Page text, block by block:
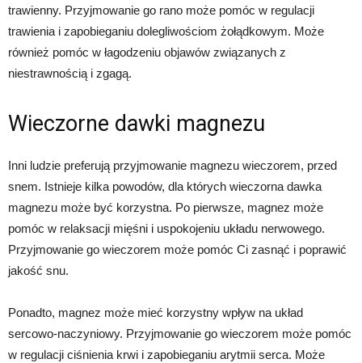
trawienny. Przyjmowanie go rano może pomóc w regulacji
trawienia i zapobieganiu dolegliwościom żołądkowym. Może
również pomóc w łagodzeniu objawów związanych z
niestrawnością i zgagą.
Wieczorne dawki magnezu
Inni ludzie preferują przyjmowanie magnezu wieczorem, przed
snem. Istnieje kilka powodów, dla których wieczorna dawka
magnezu może być korzystna. Po pierwsze, magnez może
pomóc w relaksacji mięśni i uspokojeniu układu nerwowego.
Przyjmowanie go wieczorem może pomóc Ci zasnąć i poprawić
jakość snu.
Ponadto, magnez może mieć korzystny wpływ na układ
sercowo-naczyniowy. Przyjmowanie go wieczorem może pomóc
w regulacji ciśnienia krwi i zapobieganiu arytmii serca. Może